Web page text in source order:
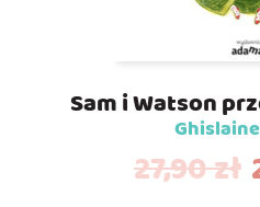
Sam i Watson
27,90zł